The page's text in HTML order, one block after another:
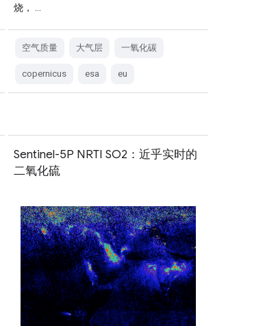
烧， …
空气质量 大气层 一氧化碳
copernicus esa eu
Sentinel-5P NRTI SO2：近乎实时的
二氧化硫